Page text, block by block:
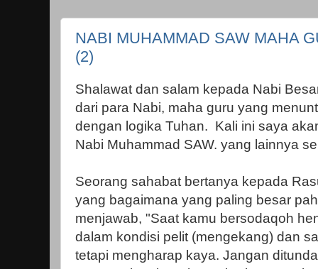
NABI MUHAMMAD SAW MAHA
(2)
Shalawat dan salam kepada Nabi
dari para Nabi, maha guru yang
dengan logika Tuhan. Kali ini saya
Nabi Muhammad SAW. yang lainnya
Seorang sahabat bertanya kepada
yang bagaimana yang paling besar
menjawab, "Saat kamu bersodaqoh
dalam kondisi pelit (mengekang) dan
tetapi mengharap kaya. Jangan